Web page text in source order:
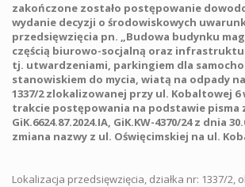
zakończone zostało postępowanie
wydanie decyzji o środowiskowych
przedsięwzięcia pn. „Budowa budynku
częścią biurowo-socjalną oraz
tj. utwardzeniami, parkingiem dla
stanowiskiem do mycia, wiatą na odpady
1337/2 zlokalizowanej przy ul. Kobaltowej 6
trakcie postępowania na podstawie pisma
GiK.6624.87.2024.IA, GiK.KW-4370/24 z dnia
zmiana nazwy z ul. Oświęcimskiej na ul.
Lokalizacja przedsięwzięcia, działka nr: 1337/2,